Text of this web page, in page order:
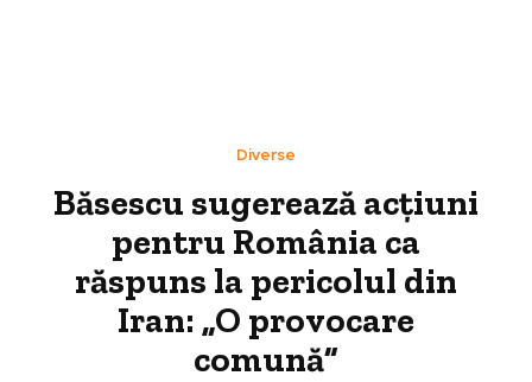
Diverse
Băsescu sugerează acțiuni
pentru România ca
răspuns la pericolul din
Iran: „O provocare
comună”